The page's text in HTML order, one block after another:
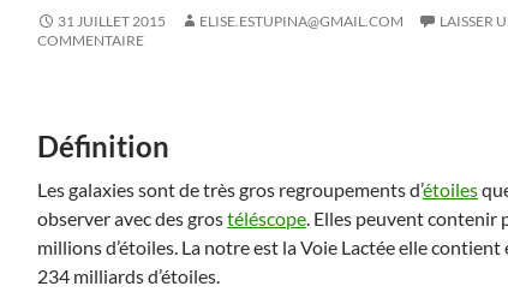
31 JUILLET 2015 ELISE.ESTUPINA@GMAIL.COM
LAISSER
COMMENTAIRE
Définition
Les galaxies sont de très gros regroupements d’étoiles
observer avec des grostéléscope. Elles peuvent contenir
millions d’étoiles. La notre est la Voie Lactée elle contient
234 milliards d’étoiles.